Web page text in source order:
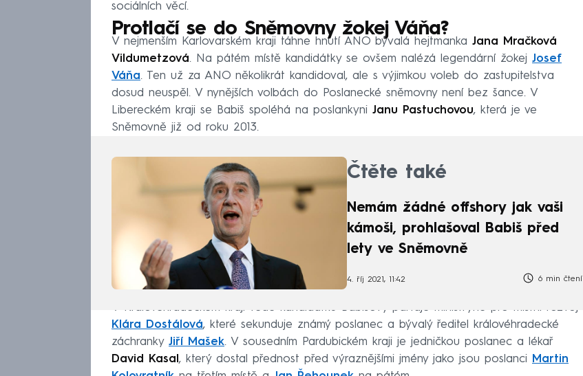
sociálních věcí.
Protlačí se do Sněmovny žokej Váňa?
V nejmenším Karlovarském kraji táhne hnutí ANO bývalá hejtmanka Jana Mračková
Vildumetzová. Na pátém místě kandidátky se ovšem nalézá legendární žokej Josef
Váňa. Ten už za ANO několikrát kandidoval, ale s výjimkou voleb do zastupitelstva
dosud neuspěl. V nynějších volbách do Poslanecké sněmovny není bez šance. V
Libereckém kraji se Babiš spoléhá na poslankyni Janu Pastuchovou, která je ve
Sněmovně již od roku 2013.
Čtěte také
Nemám žádné offshory jak vaši
kámoši, prohlašoval Babiš před
lety ve Sněmovně
4. říj 2021, 11:42 6 min čtení
V Královéhradeckém kraji vede kandidátku Babišovy partaje ministryně pro místní rozvoj
Klára Dostálová, které sekunduje známý poslanec a bývalý ředitel královéhradecké
záchranky Jiří Mašek. V sousedním Pardubickém kraji je jedničkou poslanec a lékař
David Kasal , který dostal přednost před výraznějšími jmény jako jsou poslanci
Martin